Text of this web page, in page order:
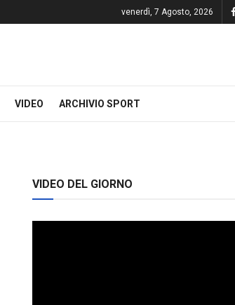
venerdì, 7 Agosto, 2026
VIDEO ARCHIVIO SPORT
VIDEO DEL GIORNO